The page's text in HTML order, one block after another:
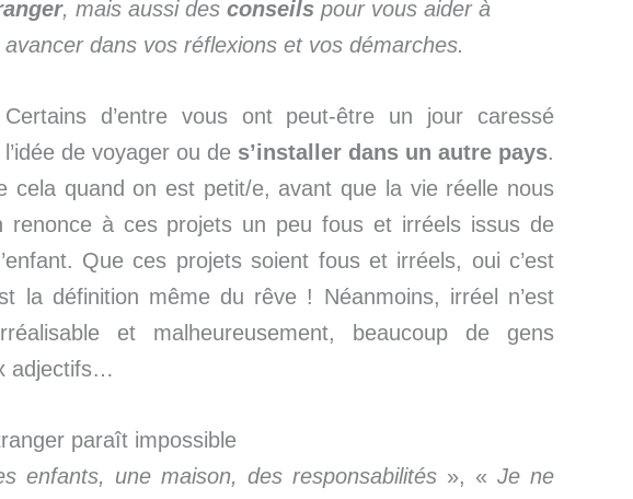
, mais aussi des conseils pour vous aider à
avancer dans vos réflexions et vos démarches.
Certains d’entre vous ont peut-être un jour caressé
l’idée de voyager ou de s’installer dans un autre pays.
cela quand on est petit/e, avant que la vie réelle nous
renonce à ces projets un peu fous et irréels issus de
Que ces projets soient fous et irréels, oui c’est
la définition même du rêve ! Néanmoins, irréel n’est
et malheureusement, beaucoup de gens
adjectifs…
paraît impossible
enfants, une maison, des responsabilités », « Je ne